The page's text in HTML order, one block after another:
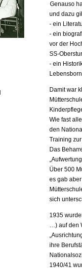
Genauso
und dazu
- ein
- ein
vor der
SS-
- ein
Damit war
Wie fast
den
Training
Das
Über 500
es gab
sich
1935
…) auf den
ihre
1940/41